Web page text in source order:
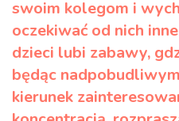
swoim kolegom i
oczekiwać od nich
dzieci lubi zabawy,
będąc
kierunek